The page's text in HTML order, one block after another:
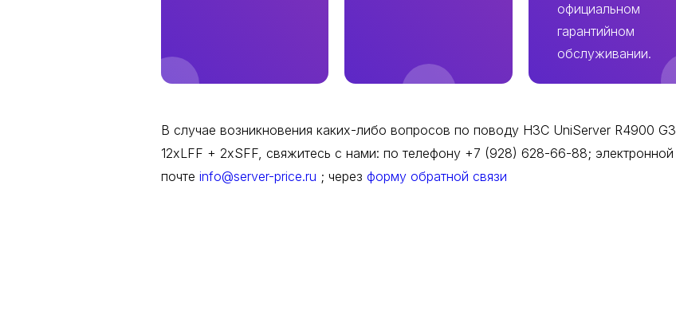
официальном
гарантийном
обслуживании.
В случае возникновения каких-либо вопросов по поводу H3C UniServer R4900 G3
12xLFF + 2xSFF, свяжитесь с нами: по телефону +7 (928) 628-66-88; электронной
почте info@server-price.ru ; через форму обратной связи